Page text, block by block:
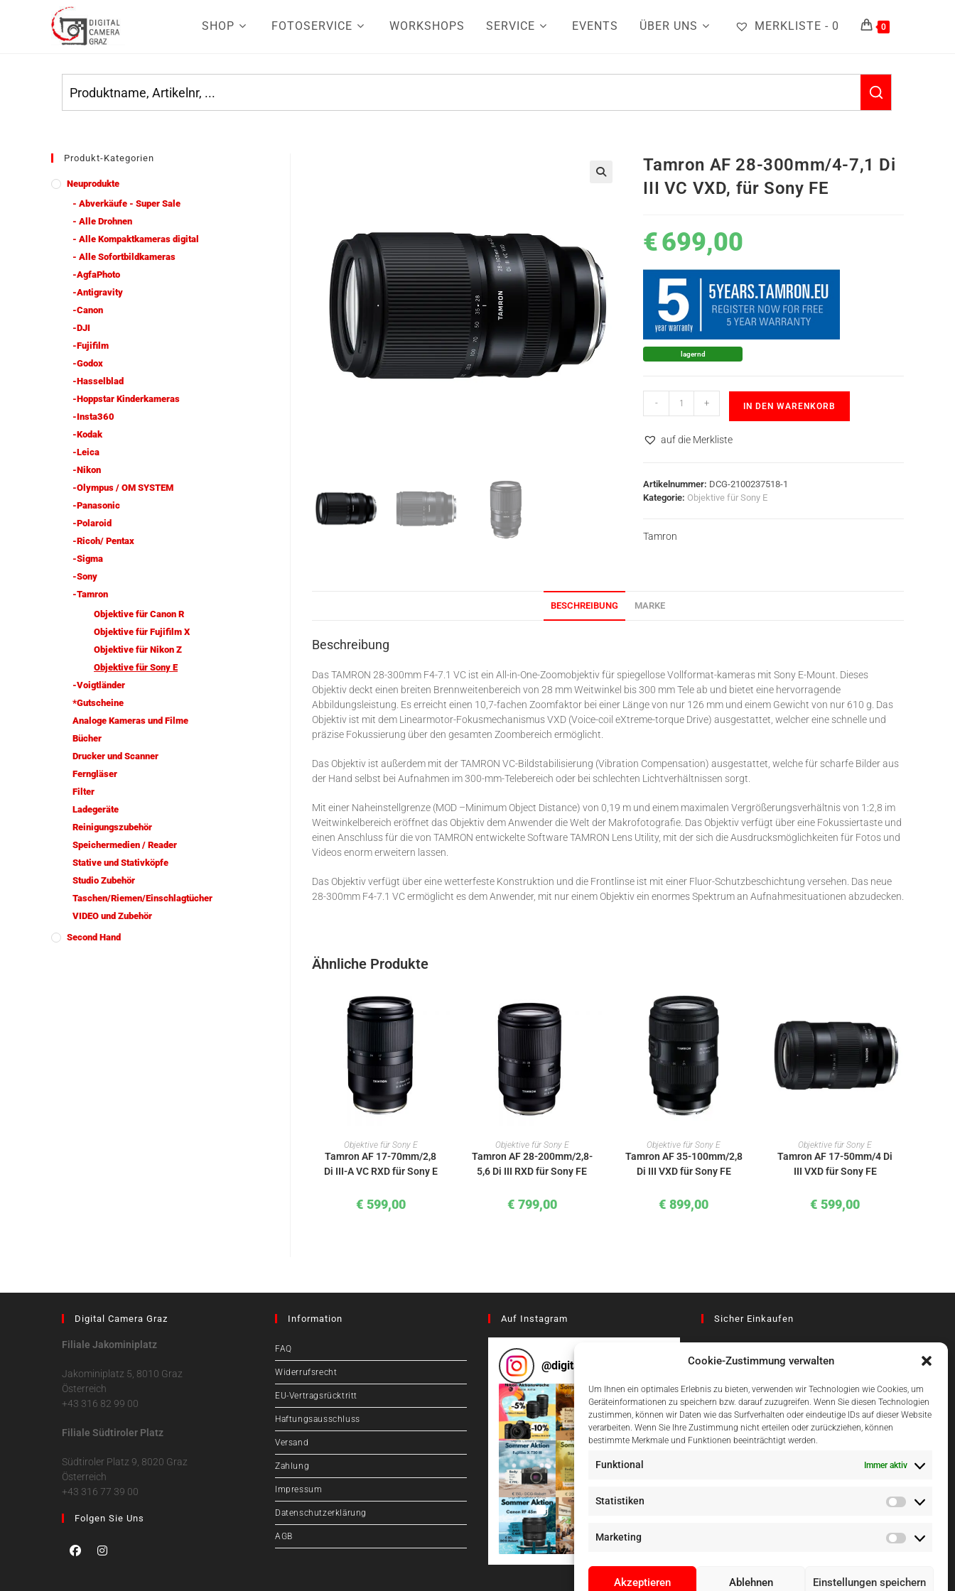
Cookie-Zustimmung verwalten
Um Ihnen ein optimales Erlebnis zu bieten, verwenden wir Technologien wie Cookies, um
Geräteinformationen zu speichern bzw. darauf zuzugreifen. Wenn Sie diesen Technologien
zustimmen, können wir Daten wie das Surfverhalten oder eindeutige IDs auf dieser Website
verarbeiten. Wenn Sie Ihre Zustimmung nicht erteilen oder zurückziehen, können
bestimmte Merkmale und Funktionen beeinträchtigt werden.
Funktional Immer aktiv
Statistiken
Marketing
Akzeptieren Ablehnen Einstellungen speichern
SHOP FOTOSERVICE WORKSHOPS SERVICE EVENTS ÜBER UNS MERKLISTE - 0 0
Tamron AF 28-300mm/4-7,1 Di
III VC VXD, für Sony FE
€699,00
lagernd
- + IN DEN WARENKORB
auf die Merkliste
Artikelnummer: DCG-2100237518-1
Kategorie: Objektive für Sony E
Tamron
BESCHREIBUNG MARKE
Beschreibung
Das TAMRON 28-300mm F4-7.1 VC ist ein All-in-One-Zoomobjektiv für spiegellose Vollformat-kameras mit Sony E-Mount. Dieses
Objektiv deckt einen breiten Brennweitenbereich von 28 mm Weitwinkel bis 300 mm Tele ab und bietet eine hervorragende
Abbildungsleistung. Es erreicht einen 10,7-fachen Zoomfaktor bei einer Länge von nur 126 mm und einem Gewicht von nur 610 g. Das
Objektiv ist mit dem Linearmotor-Fokusmechanismus VXD (Voice-coil eXtreme-torque Drive) ausgestattet, welcher eine schnelle und
präzise Fokussierung über den gesamten Zoombereich ermöglicht.
Das Objektiv ist außerdem mit der TAMRON VC-Bildstabilisierung (Vibration Compensation) ausgestattet, welche für scharfe Bilder aus
der Hand selbst bei Aufnahmen im 300-mm-Telebereich oder bei schlechten Lichtverhältnissen sorgt.
Mit einer Naheinstellgrenze (MOD –Minimum Object Distance) von 0,19 m und einem maximalen Vergrößerungsverhältnis von 1:2,8 im
Weitwinkelbereich eröffnet das Objektiv dem Anwender die Welt der Makrofotografie. Das Objektiv verfügt über eine Fokussiertaste und
einen Anschluss für die von TAMRON entwickelte Software TAMRON Lens Utility, mit der sich die Ausdrucksmöglichkeiten für Fotos und
Videos enorm erweitern lassen.
Das Objektiv verfügt über eine wetterfeste Konstruktion und die Frontlinse ist mit einer Fluor-Schutzbeschichtung versehen. Das neue
28-300mm F4-7.1 VC ermöglicht es dem Anwender, mit nur einem Objektiv ein enormes Spektrum an Aufnahmesituationen abzudecken.
Ähnliche Produkte
IN DEN WARENKORB
Objektive für Sony E
Tamron AF 17-70mm/2,8
Di III-A VC RXD für Sony E
€ 599,00
IN DEN WARENKORB
Objektive für Sony E
Tamron AF 28-200mm/2,8-
5,6 Di III RXD für Sony FE
€ 799,00
IN DEN WARENKORB
Objektive für Sony E
Tamron AF 35-100mm/2,8
Di III VXD für Sony FE
€ 899,00
IN DEN WARENKORB
Objektive für Sony E
Tamron AF 17-50mm/4 Di
III VXD für Sony FE
€ 599,00
Produkt-Kategorien
Neuprodukte
- Abverkäufe - Super Sale
- Alle Drohnen
- Alle Kompaktkameras digital
- Alle Sofortbildkameras
-AgfaPhoto
-Antigravity
-Canon
-DJI
-Fujifilm
-Godox
-Hasselblad
-Hoppstar Kinderkameras
-Insta360
-Kodak
-Leica
-Nikon
-Olympus / OM SYSTEM
-Panasonic
-Polaroid
-Ricoh/ Pentax
-Sigma
-Sony
-Tamron
Objektive für Canon R
Objektive für Fujifilm X
Objektive für Nikon Z
Objektive für Sony E
-Voigtländer
*Gutscheine
Analoge Kameras und Filme
Bücher
Drucker und Scanner
Ferngläser
Filter
Ladegeräte
Reinigungszubehör
Speichermedien / Reader
Stative und Stativköpfe
Studio Zubehör
Taschen/Riemen/Einschlagtücher
VIDEO und Zubehör
Second Hand
Digital Camera Graz
Filiale Jakominiplatz
Jakominiplatz 5, 8010 Graz
Österreich
+43 316 82 99 00
Filiale Südtiroler Platz
Südtiroler Platz 9, 8020 Graz
Österreich
+43 316 77 39 00
Folgen Sie Uns
Information
FAQ
Widerrufsrecht
EU-Vertragsrücktritt
Haftungsausschluss
Versand
Zahlung
Impressum
Datenschutzerklärung
AGB
Auf Instagram
@digitalcameragraz
Sicher Einkaufen
Einfach Online Bezahlen